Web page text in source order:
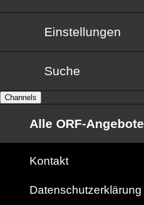
Einstellungen
Suche
Channels
Alle ORF-Angebote
Kontakt
Datenschutzerklärung